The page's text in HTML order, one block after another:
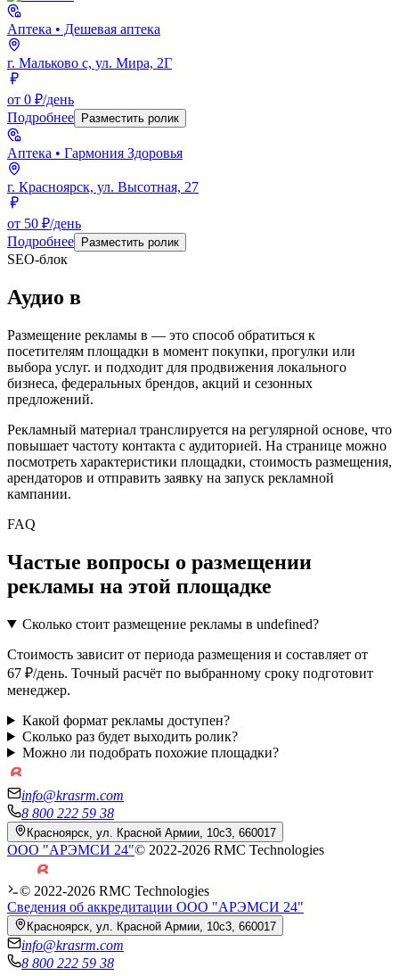
Аптека • Дешевая аптека
г. Мальково с, ул. Мира, 2Г
от 0 ₽/день
Подробнее
Разместить ролик
Аптека • Гармония Здоровья
г. Красноярск, ул. Высотная, 27
от 50 ₽/день
Подробнее
Разместить ролик
SEO-блок
Аудио в
Размещение рекламы в — это способ обратиться к
посетителям площадки в момент покупки, прогулки или
выбора услуг. и подходит для продвижения локального
бизнеса, федеральных брендов, акций и сезонных
предложений.
Рекламный материал транслируется на регулярной основе, что
повышает частоту контакта с аудиторией. На странице можно
посмотреть характеристики площадки, стоимость размещения,
арендаторов и отправить заявку на запуск рекламной
кампании.
FAQ
Частые вопросы о размещении
рекламы на этой площадке
Сколько стоит размещение рекламы в undefined?
Стоимость зависит от периода размещения и составляет от
67 ₽/день. Точный расчёт по выбранному сроку подготовит
менеджер.
Какой формат рекламы доступен?
Сколько раз будет выходить ролик?
Можно ли подобрать похожие площадки?
info@krasrm.com
8 800 222 59 38
Красноярск, ул. Красной Армии, 10с3, 660017
ООО "АРЭМСИ 24"© 2022-2026 RMC Technologies
© 2022-2026 RMC Technologies
Сведения об аккредитации ООО "АРЭМСИ 24"
Красноярск, ул. Красной Армии, 10с3, 660017
info@krasrm.com
8 800 222 59 38